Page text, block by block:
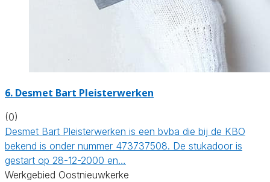
6. Desmet Bart Pleisterwerken
(0)
Desmet Bart Pleisterwerken is een bvba die bij de KBO
bekend is onder nummer 473737508. De stukadoor is
gestart op 28-12-2000 en…
Werkgebied Oostnieuwkerke